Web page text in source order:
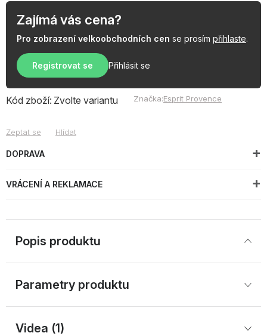
Zajímá vás cena?
Pro zobrazení velkoobchodních cen se prosím přihlaste.
Registrovat se Přihlásit se
Kód zboží: Zvolte variantu Značka:Esprit Provence
Zeptat se Hlídat
DOPRAVA
VRÁCENÍ A REKLAMACE
Popis produktu
Parametry produktu
Videa (1)